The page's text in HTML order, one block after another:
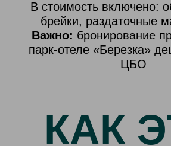
В стоимость включено:
брейки, раздаточные
Важно: бронирование
парк-отеле «Березка»
ЦБО
КАК